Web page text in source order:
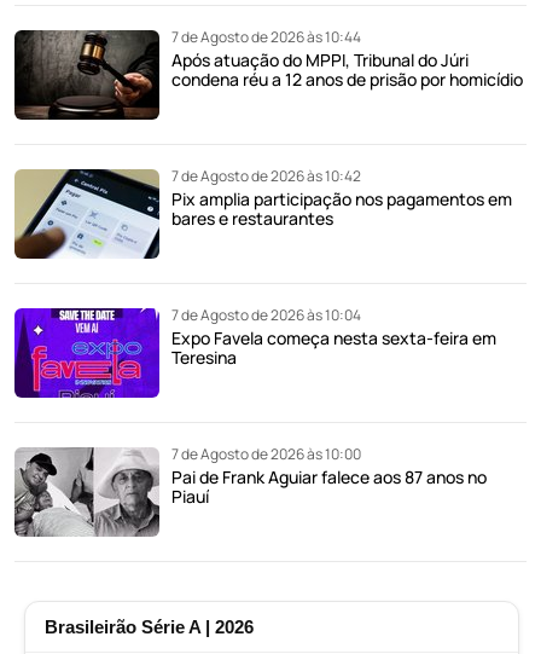
7 de Agosto de 2026 às 10:44
Após atuação do MPPI, Tribunal do Júri
condena réu a 12 anos de prisão por homicídio
7 de Agosto de 2026 às 10:42
Pix amplia participação nos pagamentos em
bares e restaurantes
7 de Agosto de 2026 às 10:04
Expo Favela começa nesta sexta-feira em
Teresina
7 de Agosto de 2026 às 10:00
Pai de Frank Aguiar falece aos 87 anos no
Piauí